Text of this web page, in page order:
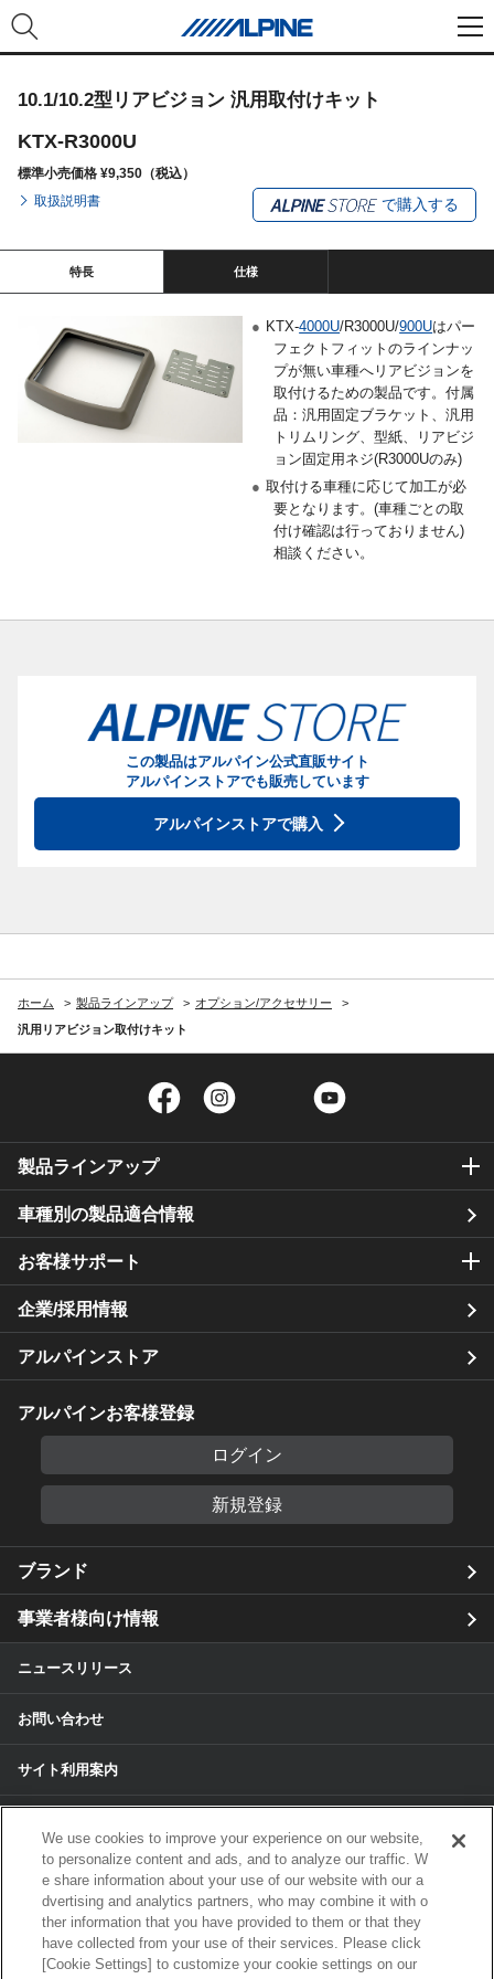
10.1/10.2型リアビジョン 汎用取付けキット
KTX-R3000U
標準小売価格 ¥9,350（税込）
取扱説明書
で購入する
特長 仕様
● KTX-4000U/R3000U/900Uはパー
フェクトフィットのラインナッ
プが無い車種へリアビジョンを
取付けるための製品です。付属
品：汎用固定ブラケット、汎用
トリムリング、型紙、リアビジ
ョン固定用ネジ(R3000Uのみ)
● 取付ける車種に応じて加工が必
要となります。(車種ごとの取
付け確認は行っておりません)
相談ください。
この製品はアルパイン公式直販サイト
アルパインストアでも販売しています
アルパインストアで購入
ホーム 製品ラインアップ
オプション/アクセサリー
汎用リアビジョン取付けキット
Facebook Twitter
製品ラインアップ
車種別の製品適合情報
お客様サポート
企業/採用情報
アルパインストア
アルパインお客様登録
ログイン
新規登録
ブランド
事業者様向け情報
ニュースリリース
お問い合わせ
サイト利用案内
個人情報のお取扱いについて
各種サービスの個人情報保護方針
サイトマップ
We use cookies to improve your experience on our website,
to personalize content and ads, and to analyze our traffic. W
e share information about your use of our website with our a
dvertising and analytics partners, who may combine it with o
ther information that you have provided to them or that they
have collected from your use of their services. Please click
[Cookie Settings] to customize your cookie settings on our